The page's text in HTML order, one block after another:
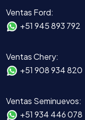
Ventas Ford:
+51 945 893 792
Ventas Chery:
+51 908 934 820
Ventas Seminuevos:
+51 934 446 078